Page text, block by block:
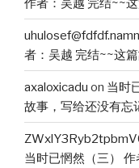
作者：吴越 完结~~
者：吴越 完结~~这
axaloxicadu on 当时
故事，写给还没有忘
当时已惘然（三）